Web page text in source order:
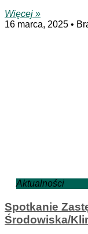
Więcej »
16 marca, 2025
Aktualności
Spotkanie
Środowiska/